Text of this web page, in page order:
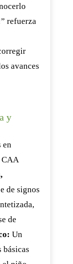
refuerza
avances
y
en
CAA
de signos
de
Un
básicas